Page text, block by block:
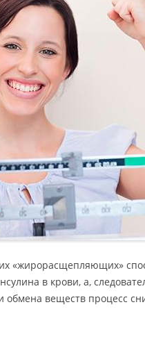
«жирорасщепляющих»
в крови, а,
обмена веществ процесс